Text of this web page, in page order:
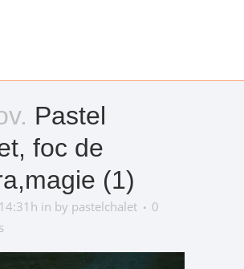
Pastel
foc de
(1)
in by pastelchalet
0